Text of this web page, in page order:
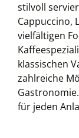
stilvoll
Cappuccino,
vielfältigen
klassischen
zahlreiche
für jeden